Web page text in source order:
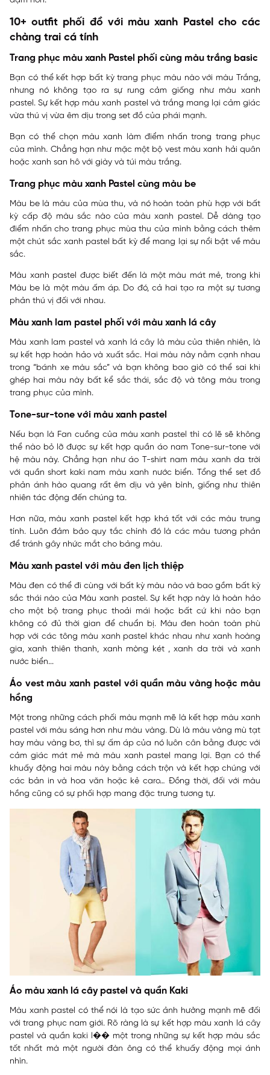
10+ outfit phối đồ với màu xanh Pastel cho các
chàng trai cá tính
Trang phục màu xanh Pastel phối cùng màu trắng basic
Bạn có thể kết hợp bất kỳ trang phục màu nào với màu Trắng,
nhưng nó không tạo ra sự rung cảm giống như màu xanh
pastel. Sự kết hợp màu xanh pastel và trắng mang lại cảm giác
vừa thú vị vừa êm dịu trong set đồ của phái mạnh.
Bạn có thể chọn màu xanh làm điểm nhấn trong trang phục
của mình. Chẳng hạn như mặc một bộ vest màu xanh hải quân
hoặc xanh san hô với giày và túi màu trắng.
Trang phục màu xanh Pastel cùng màu be
Màu be là màu của mùa thu, và nó hoàn toàn phù hợp với bất
kỳ cấp độ màu sắc nào của màu xanh pastel. Dễ dàng tạo
điểm nhấn cho trang phục mùa thu của mình bằng cách thêm
một chút sắc xanh pastel bất kỳ để mang lại sự nổi bật về màu
sắc.
Màu xanh pastel được biết đến là một màu mát mẻ, trong khi
Màu be là một màu ấm áp. Do đó, cả hai tạo ra một sự tương
phản thú vị đối với nhau.
Màu xanh lam pastel phối với màu xanh lá cây
Màu xanh lam pastel và xanh lá cây là màu của thiên nhiên, là
sự kết hợp hoàn hảo và xuất sắc. Hai màu này nằm cạnh nhau
trong “bánh xe màu sắc” và bạn không bao giờ có thể sai khi
ghép hai màu này bất kể sắc thái, sắc độ và tông màu trong
trang phục của mình.
Tone-sur-tone với màu xanh pastel
Nếu bạn là Fan cuồng của màu xanh pastel thì có lẽ sẽ không
thể nào bỏ lỡ được sự kết hợp quần áo nam Tone-sur-tone với
hệ màu này. Chẳng hạn như áo T-shirt nam màu xanh da trời
với quần short kaki nam màu xanh nước biển. Tổng thể set đồ
phản ánh hào quang rất êm dịu và yên bình, giống như thiên
nhiên tác động đến chúng ta.
Hơn nữa, màu xanh pastel kết hợp khá tốt với các màu trung
tính. Luôn đảm bảo quy tắc chính đó là các màu tương phản
để tránh gây nhức mắt cho bảng màu.
Màu xanh pastel với màu đen lịch thiệp
Màu đen có thể đi cùng với bất kỳ màu nào và bao gồm bất kỳ
sắc thái nào của Màu xanh pastel. Sự kết hợp này là hoàn hảo
cho một bộ trang phục thoải mái hoặc bất cứ khi nào bạn
không có đủ thời gian để chuẩn bị. Màu đen hoàn toàn phù
hợp với các tông màu xanh pastel khác nhau như xanh hoàng
gia, xanh thiên thanh, xanh mòng két , xanh da trời và xanh
nước biển...
Áo vest màu xanh pastel với quần màu vàng hoặc màu
hồng
Một trong những cách phối màu mạnh mẽ là kết hợp màu xanh
pastel với màu sáng hơn như màu vàng. Dù là màu vàng mù tạt
hay màu vàng bơ, thì sự ấm áp của nó luôn cân bằng được với
cảm giác mát mẻ mà màu xanh pastel mang lại. Bạn có thể
khuấy động hai màu này bằng cách trộn và kết hợp chúng với
các bản in và hoa văn hoặc kẻ caro… Đồng thời, đối với màu
hồng cũng có sự phối hợp mang đặc trưng tương tự.
Áo màu xanh lá cây pastel và quần Kaki
Màu xanh pastel có thể nói là tạo sức ảnh hưởng mạnh mẽ đối
với trang phục nam giới. Rõ ràng là sự kết hợp màu xanh lá cây
pastel và quần kaki l�� một trong những sự kết hợp màu sắc
tốt nhất mà một người đàn ông có thể khuấy động mọi ánh
nhìn.